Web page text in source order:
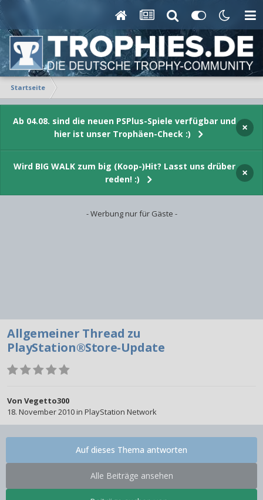
Startseite
Ab 04.08. sind die neuen PSPlus-Spiele verfügbar und
hier ist unser Trophäen-Check :)
×
Wird BIG WALK zum big (Koop-)Hit? Lasst uns drüber
reden! :)
×
- Werbung nur für Gäste -
Allgemeiner Thread zu
PlayStation®Store-Update
Von Vegetto300
18. November 2010in PlayStation Network
Alle Beiträge ansehen
Auf dieses Thema antworten